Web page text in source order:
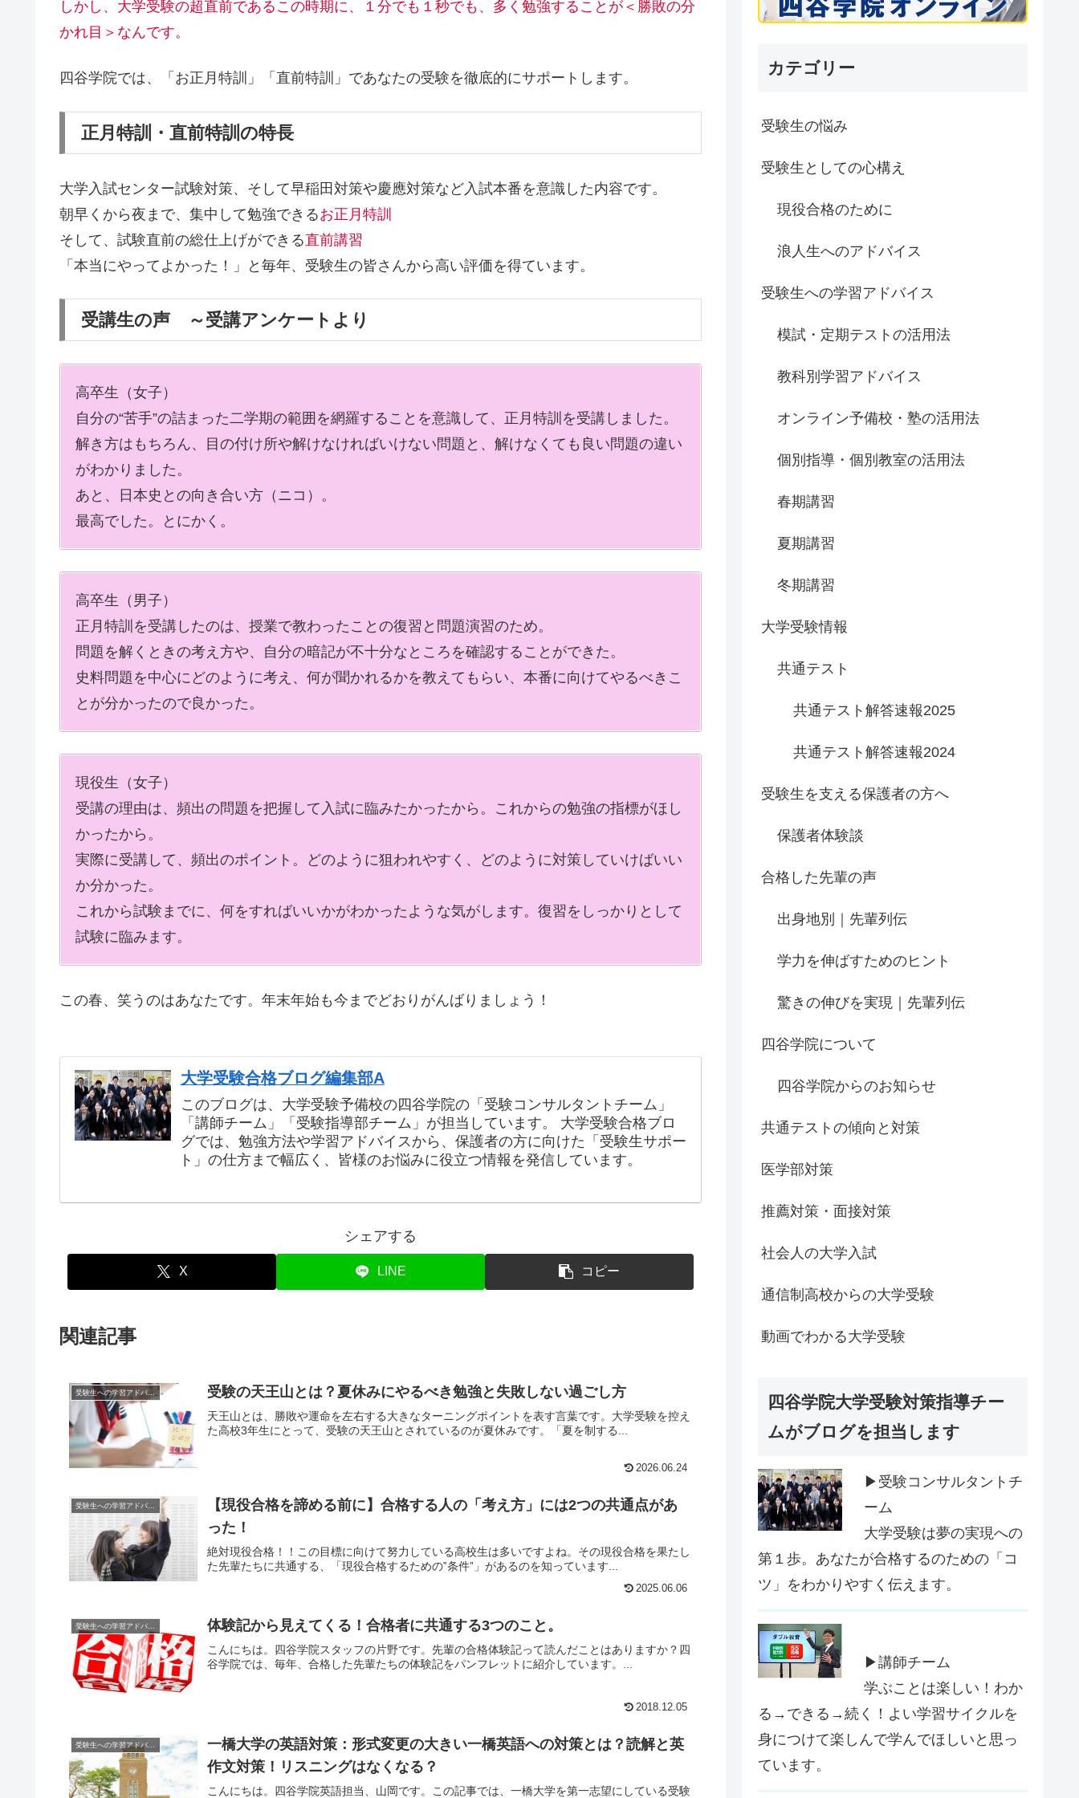
しかし、大学受験の超直前であるこの時期に、１分でも１秒でも、多く勉強することが＜勝敗の分
かれ目＞なんです。
四谷学院では、 「お正月特訓」「直前特訓」 であなたの受験を徹底的にサポートします。
正月特訓・直前特訓の特長
大学入試センター試験対策、そして早稲田対策や慶應対策など入試本番を意識した内容です。
朝早くから夜まで、集中して勉強できるお正月特訓
そして、試験直前の総仕上げができる直前講習
「本当にやってよかった！」と毎年、受験生の皆さんから高い評価を得ています。
受講生の声 ～受講アンケートより
高卒生（女子）
自分の“苦手”の詰まった二学期の範囲を網羅することを意識して、正月特訓を受講しました。
解き方はもちろん、目の付け所や解けなければいけない問題と、解けなくても良い問題の違い
がわかりました。
あと、日本史との向き合い方（ニコ）。
最高でした。とにかく。
高卒生（男子）
正月特訓を受講したのは、授業で教わったことの復習と問題演習のため。
問題を解くときの考え方や、自分の暗記が不十分なところを確認することができた。
史料問題を中心にどのように考え、何が聞かれるかを教えてもらい、 本番に向けてやるべきこ
とが分かったので良かった。
現役生（女子）
受講の理由は、頻出の問題を把握して入試に臨みたかったから。 これからの勉強の指標がほし
かったから。
実際に受講して、頻出のポイント。どのように狙われやすく、どのように対策していけばいい
か分かった。
これから試験までに、何をすればいいかがわかったような気がします。 復習をしっかりとして
試験に臨みます。
この春、笑うのはあなたです。 年末年始も今までどおりがんばりましょう！
大学受験合格ブログ編集部A
このブログは、大学受験予備校の四谷学院の「受験コンサルタントチーム」
「講師チーム」「受験指導部チーム」が担当しています。 大学受験合格ブロ
グでは、勉強方法や学習アドバイスから、保護者の方に向けた「受験生サポー
ト」の仕方まで幅広く、皆様のお悩みに役立つ情報を発信しています。
シェアする
X LINE コピー
関連記事
受験の天王山とは？夏休みにやるべき勉強と失敗しない過ごし方
天王山とは、勝敗や運命を左右する大きなターニングポイントを表す言葉です。大学受験を控え
た高校3年生にとって、受験の天王山とされているのが夏休みです。「夏を制する...
2026.06.24
【現役合格を諦める前に】合格する人の「考え方」には2つの共通点があ
った！
絶対現役合格！！この目標に向けて努力している高校生は多いですよね。その現役合格を果たし
た先輩たちに共通する、「現役合格するための‟条件”」があるのを知っています...
2025.06.06
受験生への学習アドバイス 体験記から見えてくる！合格者に共通する3つのこと。
こんにちは。四谷学院スタッフの片野です。先輩の合格体験記って読んだことはありますか？四
谷学院では、毎年、合格した先輩たちの体験記をパンフレットに紹介しています。...
2018.12.05
一橋大学の英語対策：形式変更の大きい一橋英語への対策とは？読解と英
作文対策！リスニングはなくなる？
こんにちは。四谷学院英語担当、山岡です。この記事では、一橋大学を第一志望にしている受験
カテゴリー
受験生の悩み
受験生としての心構え
現役合格のために
浪人生へのアドバイス
受験生への学習アドバイス
模試・定期テストの活用法
教科別学習アドバイス
オンライン予備校・塾の活用法
個別指導・個別教室の活用法
春期講習
夏期講習
冬期講習
大学受験情報
共通テスト
共通テスト解答速報2025
共通テスト解答速報2024
受験生を支える保護者の方へ
保護者体験談
合格した先輩の声
出身地別｜先輩列伝
学力を伸ばすためのヒント
驚きの伸びを実現｜先輩列伝
四谷学院について
四谷学院からのお知らせ
共通テストの傾向と対策
医学部対策
推薦対策・面接対策
社会人の大学入試
通信制高校からの大学受験
動画でわかる大学受験
四谷学院大学受験対策指導チー
ムがブログを担当します
▶受験コンサルタントチ
ーム
大学受験は夢の実現への
第１歩。あなたが合格するのための「コ
ツ」をわかりやすく伝えます。
▶講師チーム
学ぶことは楽しい！わか
る→できる→続く！よい学習サイクルを
身につけて楽しんで学んでほしいと思っ
ています。